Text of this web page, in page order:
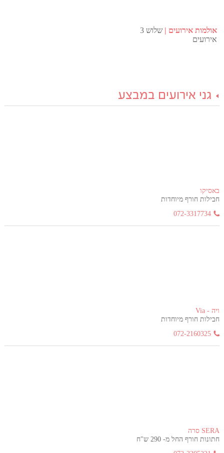
אולמות אירועים
שלוש 3
אירועים
גני אירועים במבצע
באסיקו
חבילות חורף מיוחדות
072-3317734
ויה - Via
חבילות חורף מיוחדות
072-2160325
SERA סרה
חתונות חורף החל מ- 290 ש"ח